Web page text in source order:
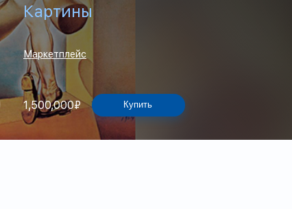
Картины
Маркетплейс
1,500,000₽ Купить